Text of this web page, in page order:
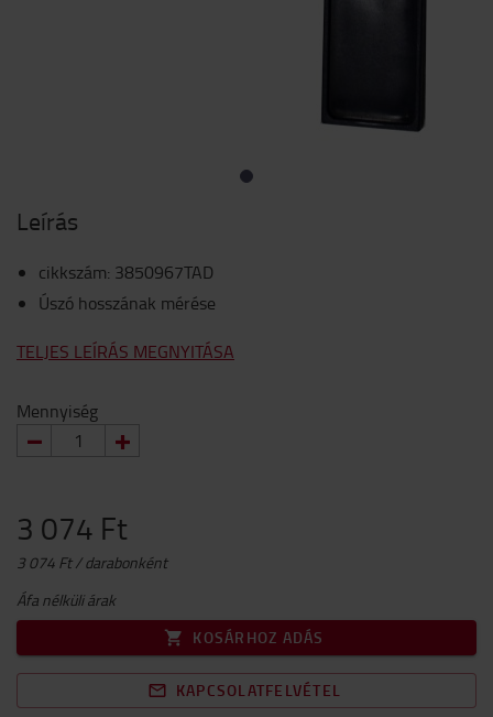
Leírás
cikkszám: 3850967TAD
Úszó hosszának mérése
TELJES LEÍRÁS MEGNYITÁSA
Mennyiség
3 074 Ft
3 074 Ft / darabonként
Áfa nélküli árak
KOSÁRHOZ ADÁS
KAPCSOLATFELVÉTEL